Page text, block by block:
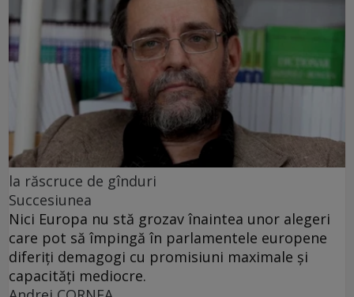
la răscruce de gînduri
Succesiunea
Nici Europa nu stă grozav înaintea unor alegeri
care pot să împingă în parlamentele europene
diferiți demagogi cu promisiuni maximale și
capacități mediocre.